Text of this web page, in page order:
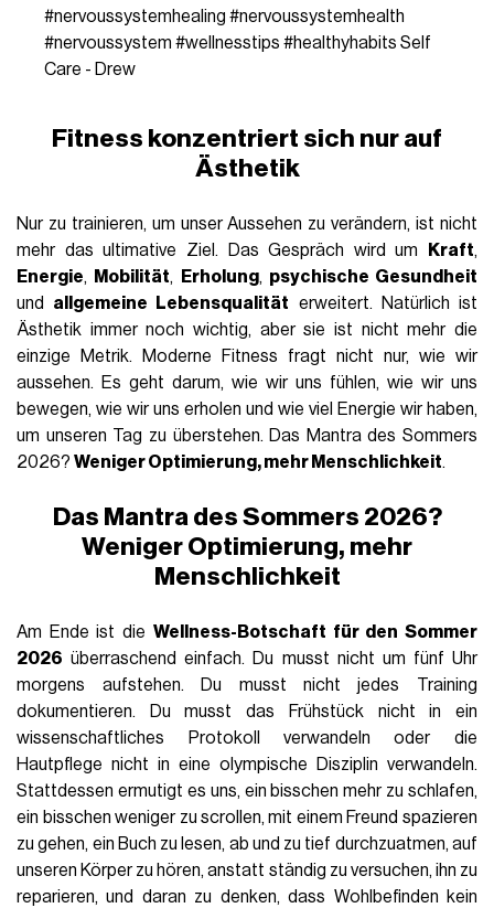
#nervoussystemhealing #nervoussystemhealth
#nervoussystem #wellnesstips #healthyhabits Self
Care - Drew
Fitness konzentriert sich nur auf
Ästhetik
Nur zu trainieren, um unser Aussehen zu verändern, ist nicht
mehr das ultimative Ziel. Das Gespräch wird um
Kraft,
Energie, Mobilität, Erholung, psychische Gesundheit
und allgemeine Lebensqualität erweitert. Natürlich ist
Ästhetik immer noch wichtig, aber sie ist nicht mehr die
einzige Metrik. Moderne Fitness fragt nicht nur, wie wir
aussehen. Es geht darum, wie wir uns fühlen, wie wir uns
bewegen, wie wir uns erholen und wie viel Energie wir haben,
um unseren Tag zu überstehen. Das Mantra des Sommers
2026?Weniger Optimierung, mehr Menschlichkeit.
Das Mantra des Sommers 2026?
Weniger Optimierung, mehr
Menschlichkeit
Am Ende ist die Wellness-Botschaft für den Sommer
2026 überraschend einfach. Du musst nicht um fünf Uhr
morgens aufstehen. Du musst nicht jedes Training
dokumentieren. Du musst das Frühstück nicht in ein
wissenschaftliches Protokoll verwandeln oder die
Hautpflege nicht in eine olympische Disziplin verwandeln.
Stattdessen ermutigt es uns, ein bisschen mehr zu schlafen,
ein bisschen weniger zu scrollen, mit einem Freund spazieren
zu gehen, ein Buch zu lesen, ab und zu tief durchzuatmen, auf
unseren Körper zu hören, anstatt ständig zu versuchen, ihn zu
reparieren, und daran zu denken, dass Wohlbefinden kein